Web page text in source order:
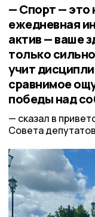
— Спорт — это
ежедневная
актив — ваше
только
учит
сравнимое
победы над
сказал в
Совета